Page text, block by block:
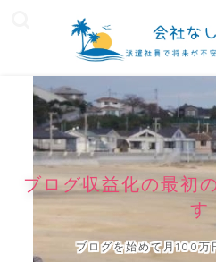
ブログ収益化の最初
す
ブログを始めて月100万